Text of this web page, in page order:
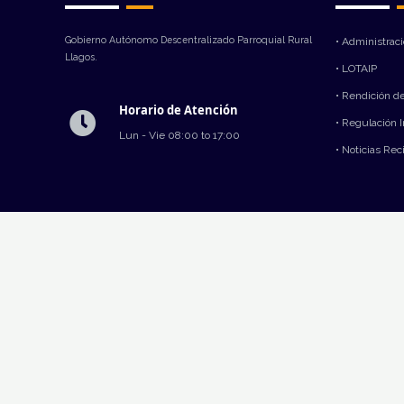
Gobierno Autónomo Descentralizado Parroquial Rural
Llagos.
Horario de Atención
Lun - Vie 08:00 to 17:00
•
• LOTAIP
• Rendición
• Regulación
• Noticias